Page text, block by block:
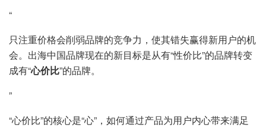
“
只注重价格会削弱品牌的竞争力，使其错失赢得新用户的机
会。出海中国品牌现在的新目标是从有“性价比”的品牌转变
成有“心价比”的品牌。
”
“心价比”的核心是“心”，如何通过产品为用户内心带来满足